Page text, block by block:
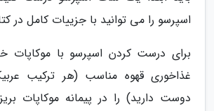
اسپرسو را می توانید با جزییات کامل در
برای درست کردن اسپرسو با موکاپات
غذاخوری قهوه مناسب (هر ترکیب
دوست دارید) را در پیمانه موکاپات